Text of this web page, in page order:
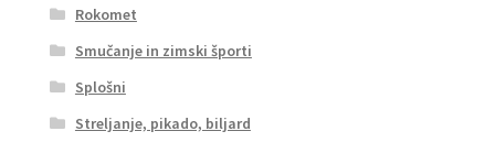
Rokomet
Smučanje in zimski športi
Splošni
Streljanje, pikado, biljard